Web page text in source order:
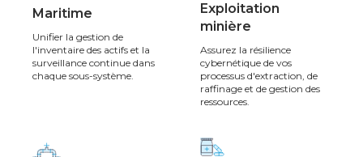
Maritime
Unifier la gestion de
l'inventaire des actifs et la
surveillance continue dans
chaque sous-système.
Exploitation
minière
Assurez la résilience
cybernétique de vos
processus d'extraction, de
raffinage et de gestion des
ressources.